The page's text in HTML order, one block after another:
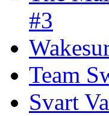
#3
Team
Svart